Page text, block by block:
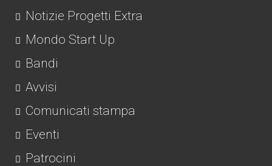
Notizie Progetti Extra
Mondo Start Up
Bandi
Avvisi
Comunicati stampa
Eventi
Patrocini